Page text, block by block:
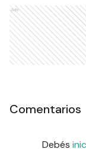
Ads
Comentarios
Debés